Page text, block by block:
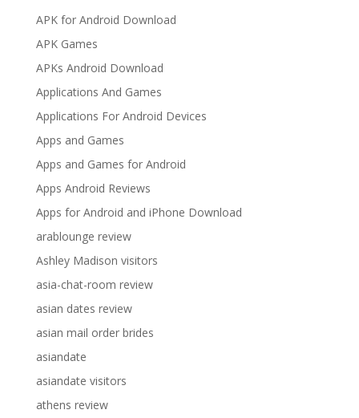
APK for Android Download
APK Games
APKs Android Download
Applications And Games
Applications For Android Devices
Apps and Games
Apps and Games for Android
Apps Android Reviews
Apps for Android and iPhone Download
arablounge review
Ashley Madison visitors
asia-chat-room review
asian dates review
asian mail order brides
asiandate
asiandate visitors
athens review